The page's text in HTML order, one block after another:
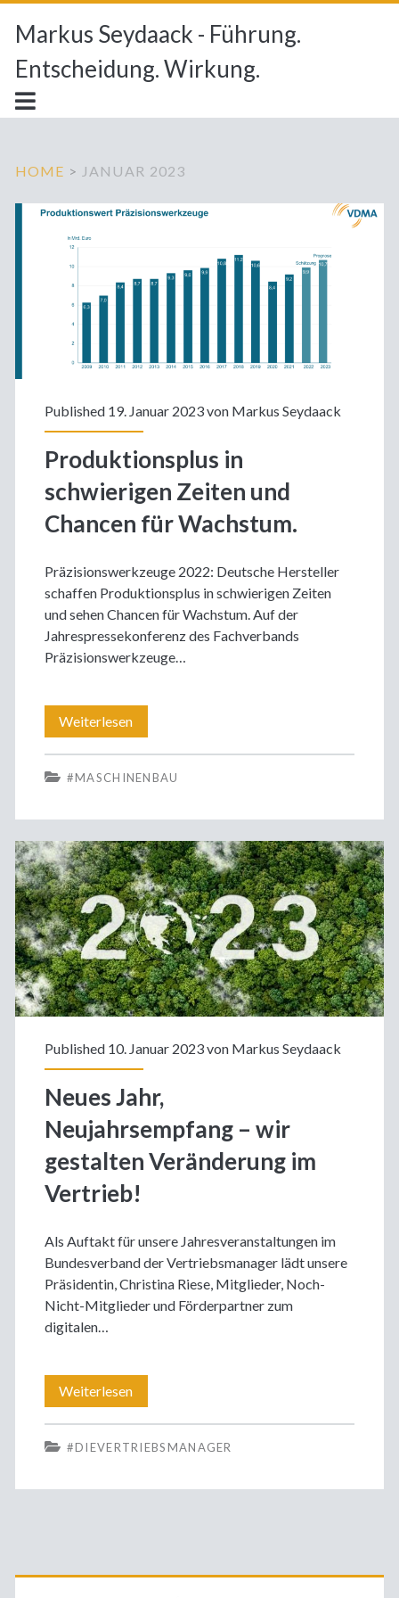
Markus Seydaack - Führung.
Entscheidung. Wirkung.
HOME > JANUAR 2023
Monat:
<span>Januar
2023</span>
Published 19. Januar 2023 von Markus Seydaack
Produktionsplus in
schwierigen Zeiten und
Chancen für Wachstum.
Präzisionswerkzeuge 2022: Deutsche Hersteller
schaffen Produktionsplus in schwierigen Zeiten
und sehen Chancen für Wachstum. Auf der
Jahrespressekonferenz des Fachverbands
Präzisionswerkzeuge…
WeiterlesenProduktionsplus
in
schwierigen
Zeiten
und
Chancen
für
Wachstum.
#MASCHINENBAU
Published 10. Januar 2023 von Markus Seydaack
Neues Jahr,
Neujahrsempfang – wir
gestalten Veränderung im
Vertrieb!
Als Auftakt für unsere Jahresveranstaltungen im
Bundesverband der Vertriebsmanager lädt unsere
Präsidentin, Christina Riese, Mitglieder, Noch-
Nicht-Mitglieder und Förderpartner zum
digitalen…
WeiterlesenNeues
Jahr,
Neujahrsempfang
–
Veränderung
#DIEVERTRIEBSMANAGER
Primäre